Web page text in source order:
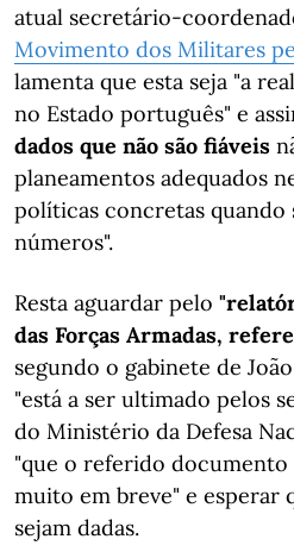
atual secretário-
Movimento dos Militares
lamenta que esta seja "a
no Estado português" e
dados que não são fiáveis
planeamentos adequados
políticas concretas quando
números".
Resta aguardar pelo
das Forças Armadas,
segundo o gabinete de
"está a ser ultimado pelos
do Ministério da Defesa
"que o referido
muito em breve" e esperar
sejam dadas.